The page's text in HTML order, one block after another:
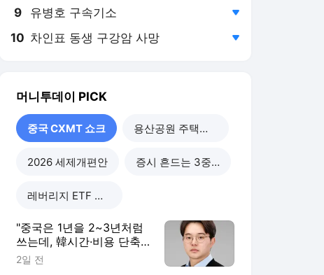
9 유병호 구속기소
10 차인표 동생 구강암 사망
머니투데이 PICK
중국 CXMT 쇼크 용산공원 주택공급
2026 세제개편안 증시 흔드는 3중 쏠림
레버리지 ETF 해법은
"중국은 1년을 2~3년처럼
쓰는데, 韓시간·비용 단축
할 정책 시급"
2일 전